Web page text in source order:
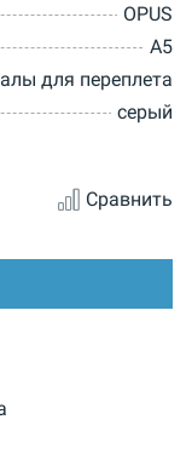
OPUS
A5
для переплета
серый
Сравнить